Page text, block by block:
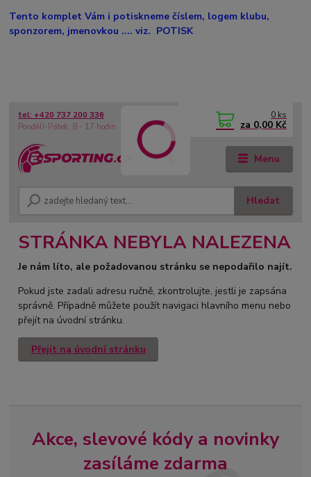
Tento komplet Vám i potiskneme číslem, logem klubu,
sponzorem, jmenovkou .... viz. POTISK
Menu
CZK
Hledat
tel: +420 737 200 336
Pondělí-Pátek: 8 - 17 hodin
0 ks
za 0,00 Kč
STRÁNKA NEBYLA NALEZENA
Je nám líto, ale požadovanou stránku se nepodařilo najít.
Pokud jste zadali adresu ručně, zkontrolujte, jestli je zapsána
správně. Případně můžete použít navigaci hlavního menu nebo
přejít na úvodní stránku.
Přejít na úvodní stránku
Akce, slevové kódy a novinky
zasíláme zdarma